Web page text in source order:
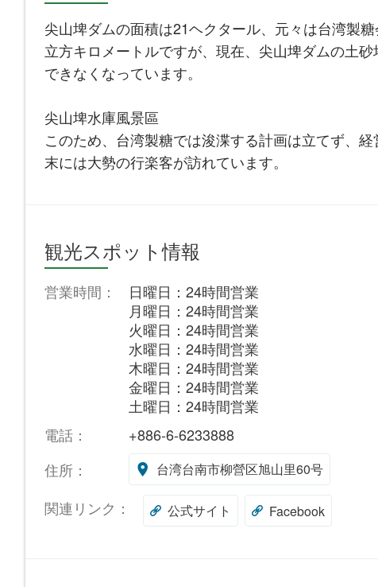
尖山埤ダムの面積は21ヘクタール、元々は台湾製
立方キロメートルですが、現在、尖山埤ダムの土
できなくなっています。
尖山埤水庫風景區
このため、台湾製糖では浚渫する計画は立てず、
末には大勢の行楽客が訪れています。
観光スポット情報
営業時間：
日曜日：24時間営業
月曜日：24時間営業
火曜日：24時間営業
水曜日：24時間営業
木曜日：24時間営業
金曜日：24時間営業
土曜日：24時間営業
電話：
+886-6-6233888
住所：
台湾台南市柳營区旭山里60号
関連リンク： 公式サイト Facebook